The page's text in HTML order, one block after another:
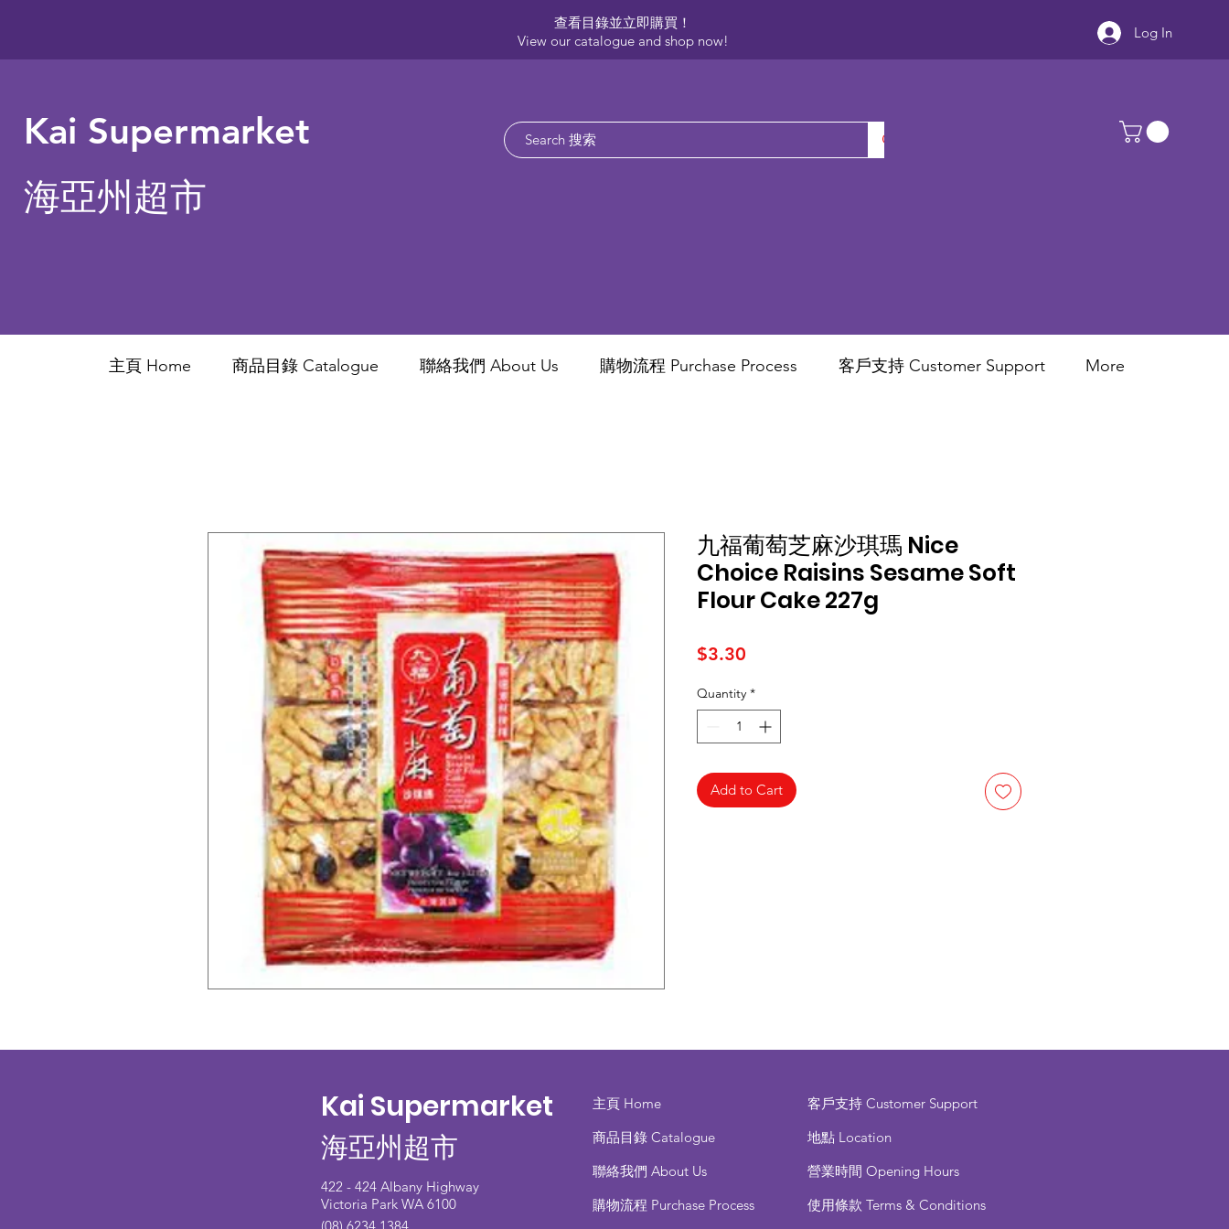
查看目錄並立即購買！​
View our catalogue and shop now!
Log In
Kai Supermarket
海亞州超市
主頁 Home 商品目錄 ​Catalogue 聯絡我們 About Us ​購物流程 Purchase Process 客戶支持 Customer Support More
九福葡萄芝麻沙琪瑪 Nice
Choice Raisins Sesame Soft
Flour Cake 227g
$3.30
Quantity *
Add to Cart
Kai Supermarket
海亞州超市
422 - 424 Albany Highway
Victoria Park WA 6100
主頁 Home
商品目錄 ​Catalogue
聯絡我們 About Us
​購物流程 Purchase Process
客戶支持Customer Support
地點 Location
營業時間Opening Hours
使用條款Terms & Conditions